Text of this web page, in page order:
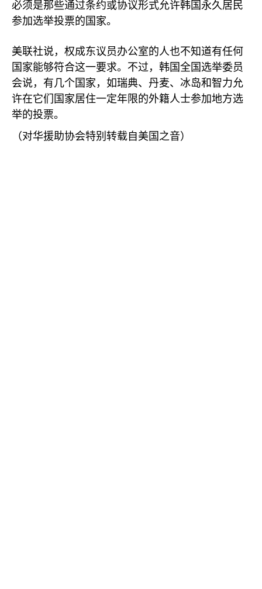
必须是那些通过条约或协议形式允许韩国永久居民
参加选举投票的国家。
美联社说，权成东议员办公室的人也不知道有任何
国家能够符合这一要求。不过，韩国全国选举委员
会说，有几个国家，如瑞典、丹麦、冰岛和智力允
许在它们国家居住一定年限的外籍人士参加地方选
举的投票。
（对华援助协会特别转载自美国之音）